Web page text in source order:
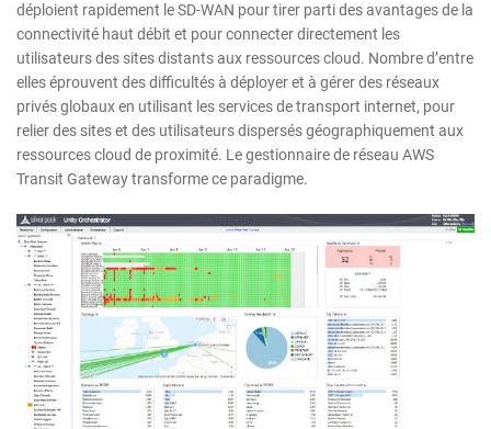
déploient rapidement le SD-WAN pour tirer parti des avantages de la
connectivité haut débit et pour connecter directement les
utilisateurs des sites distants aux ressources cloud. Nombre d’entre
elles éprouvent des difficultés à déployer et à gérer des réseaux
privés globaux en utilisant les services de transport internet, pour
relier des sites et des utilisateurs dispersés géographiquement aux
ressources cloud de proximité. Le gestionnaire de réseau AWS
Transit Gateway transforme ce paradigme.